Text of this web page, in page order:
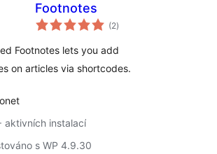
Footnotes
(2celkové
hodnocení
)
Footnotes lets you add
on articles via shortcodes.
aktivních instalací
s WP 4.9.30